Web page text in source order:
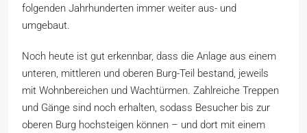
folgenden Jahrhunderten immer weiter aus- und
umgebaut.
Noch heute ist gut erkennbar, dass die Anlage aus einem
unteren, mittleren und oberen Burg-Teil bestand, jeweils
mit Wohnbereichen und Wachtürmen. Zahlreiche Treppen
und Gänge sind noch erhalten, sodass Besucher bis zur
oberen Burg hochsteigen können – und dort mit einem